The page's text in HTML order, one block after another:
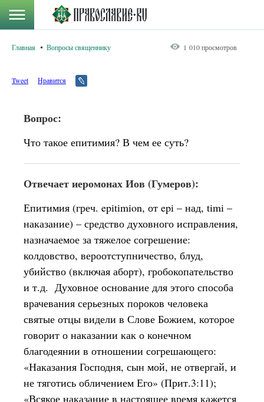
Главная Вопросы священнику 1 010 просмотров
Tweet Нравится
Вопрос:
Что такое епитимия? В чем ее суть?
Отвечает иеромонах Иов (Гумеров):
Епитимия (греч. epitimion, от epi – над, timi –
наказание) – средство духовного исправления,
назначаемое за тяжелое согрешение:
колдовство, вероотступничество, блуд,
убийство (включая аборт), гробокопательство
и т.д. Духовное основание для этого способа
врачевания серьезных пороков человека
святые отцы видели в Слове Божием, которое
говорит о наказании как о конечном
благодеянии в отношении согрешающего:
«Наказания Господня, сын мой, не отвергай, и
не тяготись обличением Его» (Прит.3:11);
«Всякое наказание в настоящее время кажется